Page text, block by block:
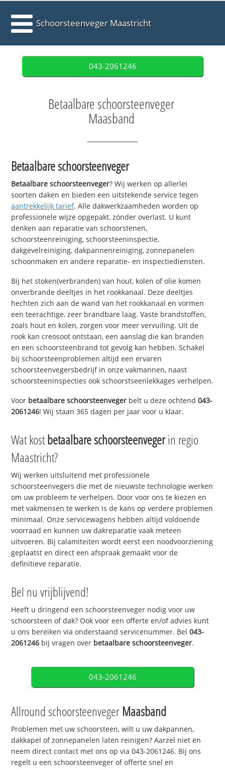
Schoorsteenveger Maastricht
043-2061246
Betaalbare schoorsteenveger
Maasband
Betaalbare schoorsteenveger
Betaalbare schoorsteenveger? Wij werken op allerlei
soorten daken en bieden een uitstekende service tegen
aantrekkelijk tarief. Alle dakwerkzaamheden worden op
professionele wijze opgepakt, zónder overlast. U kunt
denken aan reparatie van schoorstenen,
schoorsteenreiniging, schoorsteeninspectie,
dakgevelreiniging, dakpannenreiniging, zonnepanelen
schoonmaken en andere reparatie- en inspectiediensten.
Bij het stoken(verbranden) van hout, kolen of olie komen
onverbrande deeltjes in het rookkanaal. Deze deeltjes
hechten zich aan de wand van het rookkanaal en vormen
een teerachtige, zeer brandbare laag. Vaste brandstoffen,
zoals hout en kolen, zorgen voor meer vervuiling. Uit de
rook kan creosoot ontstaan, een aanslag die kan branden
en een schoorsteenbrand tot gevolg kan hebben. Schakel
bij schoorsteenproblemen altijd een ervaren
schoorsteenvegersbedrijf in onze vakmannen, naast
schoorsteeninspecties ook schoorstseenlekkages verhelpen.
Voor betaalbare schoorsteenveger belt u deze ochtend043-
2061246! Wij staan 365 dagen per jaar voor u klaar.
Wat kostbetaalbare schoorsteenvegerin regio
Maastricht?
Wij werken uitsluitend met professionele
schoorsteenvegers die met de nieuwste technologie werken
om uw probleem te verhelpen. Door voor ons te kiezen en
met vakmensen te werken is de kans op verdere problemen
minimaal. Onze servicewagens hebben altijd voldoende
voorraad en kunnen uw dakreparatie vaak meteen
uitvoeren. Bij calamiteiten wordt eerst een noodvoorziening
geplaatst en direct een afspraak gemaakt voor de
definitieve reparatie.
Bel nu vrijblijvend!
Heeft u dringend een schoorsteenveger nodig voor uw
schoorsteen of dak? Ook voor een offerte en/of advies kunt
u ons bereiken via onderstaand servicenummer. Bel043-
2061246 bij vragen over betaalbare schoorsteenveger.
043-2061246
Allround schoorsteenveger Maasband
Problemen met uw schoorsteen, wilt u uw dakpannen,
dakkapel of zonnepanelen laten reinigen? Aarzel niet en
neem direct contact met ons op via 043-2061246. Bij ons
regelt u een schoorsteenveger of offerte snel en